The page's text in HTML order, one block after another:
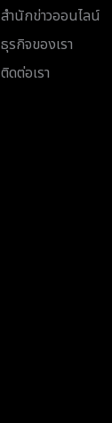
สำนักข่าวออนไลน์
ธุรกิจของเรา
ติดต่อเรา